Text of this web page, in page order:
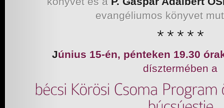
evangéliumos könyvet
Június 15-én, pénteken 19.30
dísztermében a